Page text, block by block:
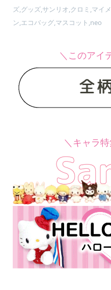
ズ,グッズ,サンリオ,クロミ,マイ
ン,エコバッグ,マスコット,neo
＼このアイ
＼キャラ